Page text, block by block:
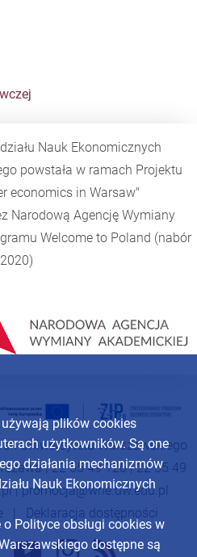
Nauk Ekonomicznych
powstała w ramach Projektu
economics in Warsaw"
Narodową Agencję Wymiany
Welcome to Poland (nabór
2020)
Uniwersytetu Warszawskiego
| 22 55 49 126 | 22 55 49
|promocja@wne.uw.edu.pl
| Deklaracja dostępności
plików cookies
użytkowników. Są one
działania mechanizmów
Nauk Ekonomicznych
Polityce obsługi cookies w
dostępne są